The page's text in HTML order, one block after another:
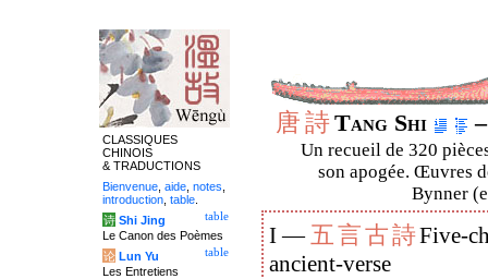
唐詩Tang Shi
Un recueil de 320
son apogée. Œuvres
Bynner
I —五言古詩Five-
ancient-verse
CLASSIQUES
CHINOIS
& TRADUCTIONS
Bienvenue aide notes
introduction table
table
诗 Shi Jing
Le Canon des Poèmes
table
论 Lun Yu
Les Entretiens